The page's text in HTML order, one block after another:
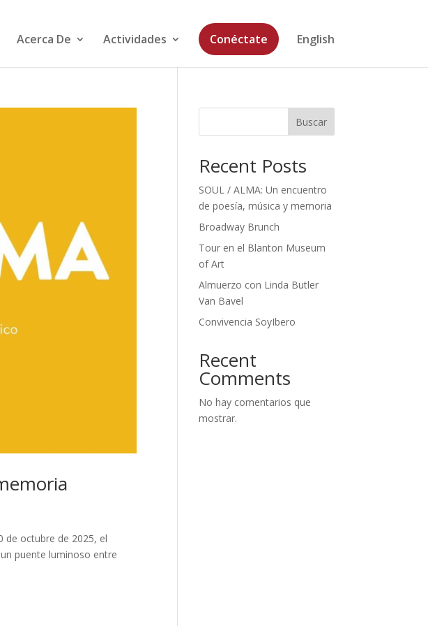
Acerca De Actividades Conéctate English
de octubre de 2025, el
puente luminoso entre
Buscar
Recent Posts
SOUL / ALMA: Un encuentro
de poesía, música y memoria
Broadway Brunch
Tour en el Blanton Museum
of Art
Almuerzo con Linda Butler
Van Bavel
Convivencia SoyIbero
Recent
Comments
No hay comentarios que
mostrar.